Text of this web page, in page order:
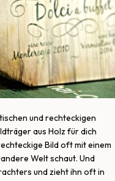
und rechteckigen
aus Holz für dich
Bild oft mit einem
Welt schaut. Und
und zieht ihn oft in